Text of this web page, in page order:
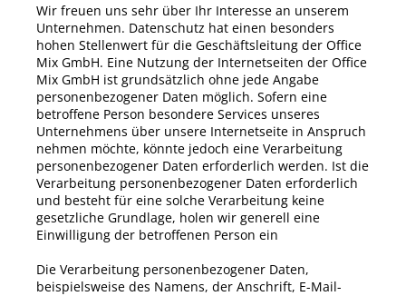
Wir freuen uns sehr über Ihr Interesse an unserem
Unternehmen. Datenschutz hat einen besonders
hohen Stellenwert für die Geschäftsleitung der Office
Mix GmbH. Eine Nutzung der Internetseiten der Office
Mix GmbH ist grundsätzlich ohne jede Angabe
personenbezogener Daten möglich. Sofern eine
betroffene Person besondere Services unseres
Unternehmens über unsere Internetseite in Anspruch
nehmen möchte, könnte jedoch eine Verarbeitung
personenbezogener Daten erforderlich werden. Ist die
Verarbeitung personenbezogener Daten erforderlich
und besteht für eine solche Verarbeitung keine
gesetzliche Grundlage, holen wir generell eine
Einwilligung der betroffenen Person ein
Die Verarbeitung personenbezogener Daten,
beispielsweise des Namens, der Anschrift, E-Mail-